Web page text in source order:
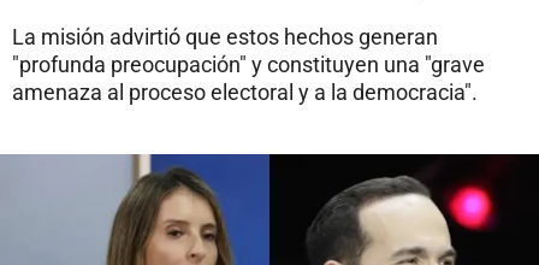
La misión advirtió que estos hechos generan
"profunda preocupación" y constituyen una "grave
amenaza al proceso electoral y a la democracia".